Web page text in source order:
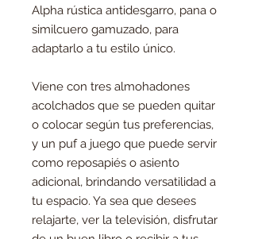
Alpha rústica antidesgarro, pana o
similcuero gamuzado, para
adaptarlo a tu estilo único.
Viene con tres almohadones
acolchados que se pueden quitar
o colocar según tus preferencias,
y un puf a juego que puede servir
como reposapiés o asiento
adicional, brindando versatilidad a
tu espacio. Ya sea que desees
relajarte, ver la televisión, disfrutar